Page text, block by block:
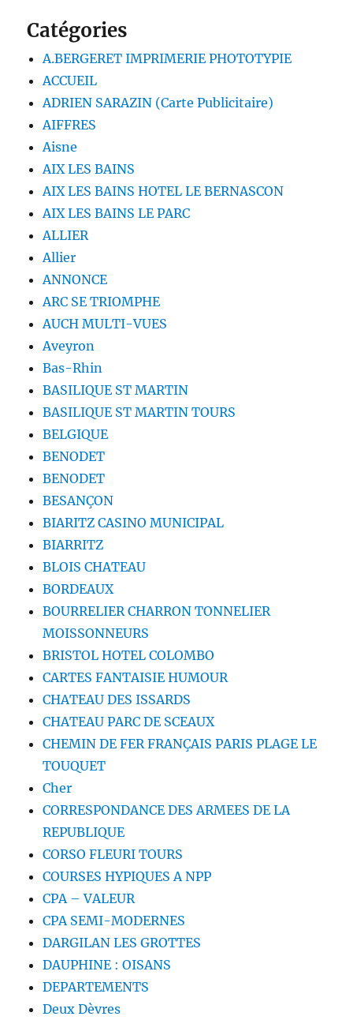
Catégories
A.BERGERET IMPRIMERIE PHOTOTYPIE
ACCUEIL
ADRIEN SARAZIN (Carte Publicitaire)
AIFFRES
Aisne
AIX LES BAINS
AIX LES BAINS HOTEL LE BERNASCON
AIX LES BAINS LE PARC
ALLIER
Allier
ANNONCE
ARC SE TRIOMPHE
AUCH MULTI-VUES
Aveyron
Bas-Rhin
BASILIQUE ST MARTIN
BASILIQUE ST MARTIN TOURS
BELGIQUE
BENODET
BENODET
BESANÇON
BIARITZ CASINO MUNICIPAL
BIARRITZ
BLOIS CHATEAU
BORDEAUX
BOURRELIER CHARRON TONNELIER
MOISSONNEURS
BRISTOL HOTEL COLOMBO
CARTES FANTAISIE HUMOUR
CHATEAU DES ISSARDS
CHATEAU PARC DE SCEAUX
CHEMIN DE FER FRANÇAIS PARIS PLAGE LE
TOUQUET
Cher
CORRESPONDANCE DES ARMEES DE LA
REPUBLIQUE
CORSO FLEURI TOURS
COURSES HYPIQUES A NPP
CPA – VALEUR
CPA SEMI-MODERNES
DARGILAN LES GROTTES
DAUPHINE : OISANS
DEPARTEMENTS
Deux Dèvres